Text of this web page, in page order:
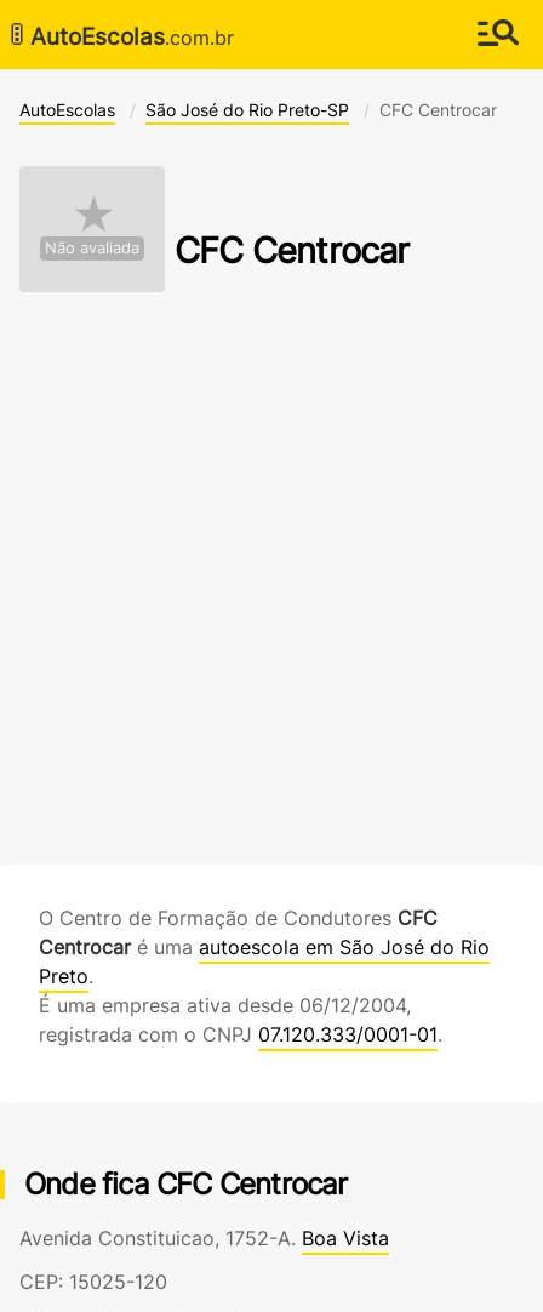
🚦 AutoEscolas.com.br
AutoEscolas São José do Rio Preto-SP CFC Centrocar
★
Não avaliada CFC Centrocar
O Centro de Formação de Condutores CFC
Centrocaré uma autoescola em São José do Rio
Preto.
É uma empresa ativa desde 06/12/2004,
registrada com o CNPJ 07.120.333/0001-01.
Onde fica CFC Centrocar
Avenida Constituicao, 1752-A. Boa Vista
CEP: 15025-120